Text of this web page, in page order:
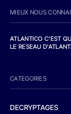
MIEUX NOUS
ATLANTICO C'EST
LE RESEAU
CATEGORIES
DECRYPTAGES